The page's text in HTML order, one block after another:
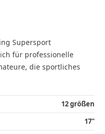
Supersport
für professionelle
die sportliches
12 größen
17"